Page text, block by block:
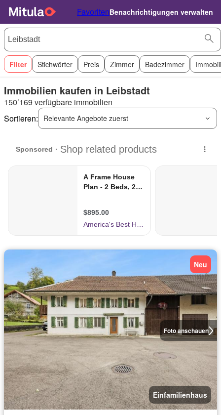
FavoritenBenachrichtigungen verwalten
Filter Stichwörter Preis Zimmer Badezimmer
Immobilien kaufen in Leibstadt
150’169 verfügbare immobilien
Sortieren:
Relevante Angebote zuerst
Foto anschauen
Neu
Einfamilienhaus